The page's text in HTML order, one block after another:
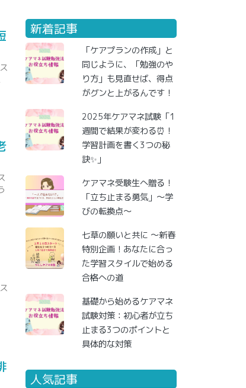
新着記事
「ケアプランの作成」と
同じように、「勉強のや
り方」も見直せば、得点
がグンと上がるんです！
2025年ケアマネ試験「1
週間で結果が変わる⏰！
学習計画を書く3つの秘
訣✨」
ケアマネ受験生へ贈る！
「立ち止まる勇気」～学
びの転換点～
七草の願いと共に ～新春
特別企画！あなたに合っ
た学習スタイルで始める
合格への道
基礎から始めるケアマネ
試験対策：初心者が立ち
止まる3つのポイントと
具体的な対策
人気記事